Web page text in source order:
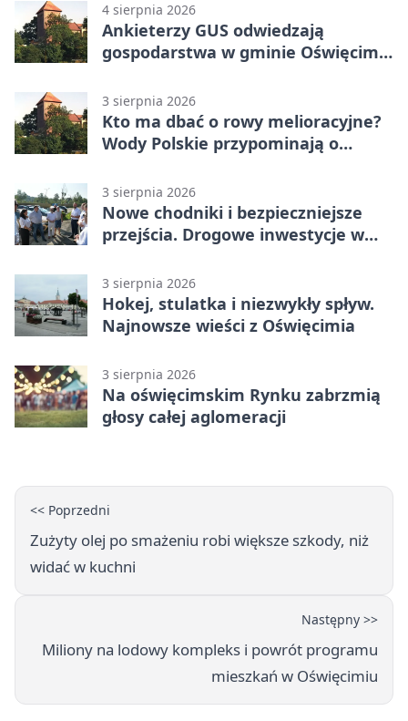
4 sierpnia 2026
Ankieterzy GUS odwiedzają
gospodarstwa w gminie Oświęcim.
3 sierpnia 2026
Kto ma dbać o rowy melioracyjne?
Wody Polskie przypominają o
3 sierpnia 2026
Nowe chodniki i bezpieczniejsze
przejścia. Drogowe inwestycje w
3 sierpnia 2026
Hokej, stulatka i niezwykły spływ.
Najnowsze wieści z Oświęcimia
3 sierpnia 2026
Na oświęcimskim Rynku zabrzmią
głosy całej aglomeracji
<< Poprzedni
Zużyty olej po smażeniu robi większe szkody, niż
widać w kuchni
Następny >>
Miliony na lodowy kompleks i powrót programu
mieszkań w Oświęcimiu